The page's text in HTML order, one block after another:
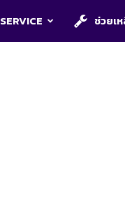
SERVICE ช่วยเ